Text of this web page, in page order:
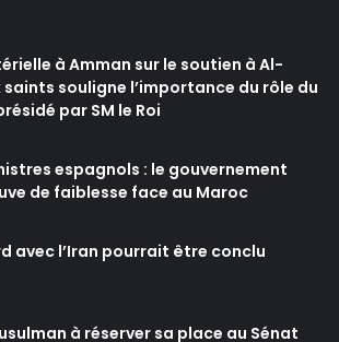
à Amman sur le soutien à Al-
saints souligne l’importance du rôle du
par SM le Roi
espagnols : le gouvernement
de faiblesse face au Maroc
avec l’Iran pourrait être conclu
à réserver sa place au Sénat